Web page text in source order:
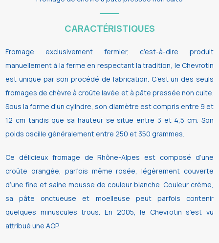
CARACTÉRISTIQUES
Fromage exclusivement fermier, c’est-à-dire produit
manuellement à la ferme en respectant la tradition, le Chevrotin
est unique par son procédé de fabrication. C’est un des seuls
fromages de chèvre à croûte lavée et à pâte pressée non cuite.
Sous la forme d’un cylindre, son diamètre est compris entre 9 et
12 cm tandis que sa hauteur se situe entre 3 et 4,5 cm. Son
poids oscille généralement entre 250 et 350 grammes.
Ce délicieux fromage de Rhône-Alpes est composé d’une
croûte orangée, parfois même rosée, légèrement couverte
d’une fine et saine mousse de couleur blanche. Couleur crème,
sa pâte onctueuse et moelleuse peut parfois contenir
quelques minuscules trous. En 2005, le Chevrotin s’est vu
attribué une AOP.